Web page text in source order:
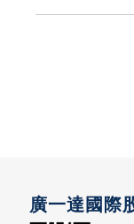
廣一達國際